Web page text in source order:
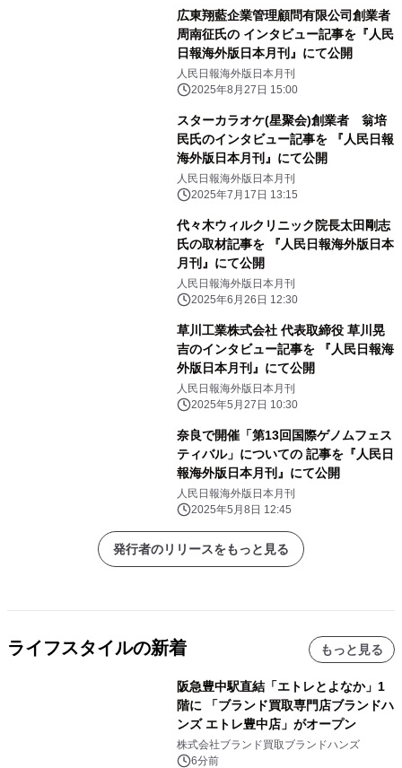
広東翔藍企業管理顧問有限公司創業者
周南征氏の インタビュー記事を『人民
日報海外版日本月刊』にて公開
人民日報海外版日本月刊
2025年8月27日 15:00
スターカラオケ(星聚会)創業者 翁培
民氏のインタビュー記事を 『人民日報
海外版日本月刊』にて公開
人民日報海外版日本月刊
2025年7月17日 13:15
代々木ウィルクリニック院長太田剛志
氏の取材記事を 『人民日報海外版日本
月刊』にて公開
人民日報海外版日本月刊
2025年6月26日 12:30
草川工業株式会社 代表取締役 草川晃
吉のインタビュー記事を 『人民日報海
外版日本月刊』にて公開
人民日報海外版日本月刊
2025年5月27日 10:30
奈良で開催「第13回国際ゲノムフェス
ティバル」についての 記事を『人民日
報海外版日本月刊』にて公開
人民日報海外版日本月刊
2025年5月8日 12:45
発行者のリリースをもっと見る
ライフスタイルの新着 もっと見る
阪急豊中駅直結「エトレとよなか」1
階に 「ブランド買取専門店ブランドハ
ンズ エトレ豊中店」がオープン
株式会社ブランド買取ブランドハンズ
6分前